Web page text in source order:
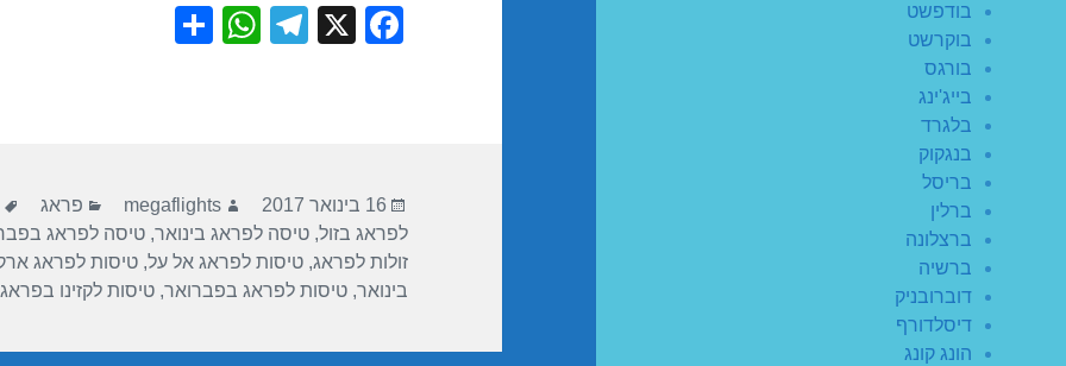
בודפשט
בוקרשט
בורגס
בייג'ינג
בלגרד
בנגקוק
בריסל
ברלין
ברצלונה
ברשיה
דוברובניק
דיסלדורף
הונג קונג
F
o
o
k
X
T
m
W
p
p
פורסם
בתאריך
16 בינואר 2017 מחבר
megaflights קטגוריות
פראג
לפראג בזול,טיסה לפראג בינואר,טיסה לפראג
זולות לפראג,טיסות לפראג אל על,טיסות לפראג
בינואר,טיסות לפראג בפברואר,טיסות לקזינו בפראג